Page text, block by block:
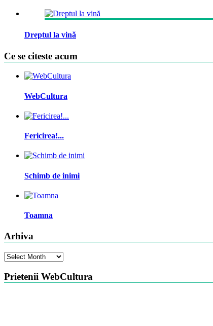
Dreptul la vină
Ce se citeste acum
WebCultura
Fericirea!...
Schimb de inimi
Toamna
Arhiva
Arhiva
Prietenii WebCultura